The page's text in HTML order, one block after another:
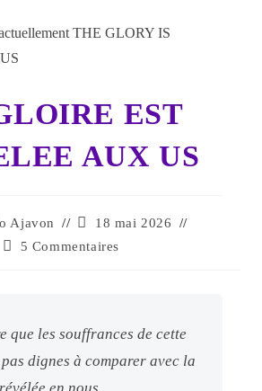
EST
AUX US
Ajavon
18 mai 2026
5 Commentaires
que les souffrances de cette
dignes à comparer avec la